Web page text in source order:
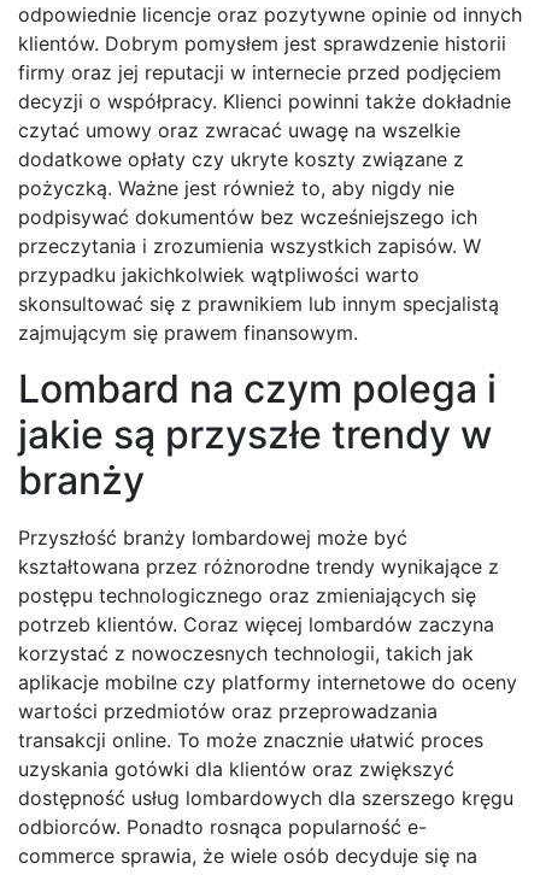
odpowiednie licencje oraz pozytywne opinie od innych
klientów. Dobrym pomysłem jest sprawdzenie historii
firmy oraz jej reputacji w internecie przed podjęciem
decyzji o współpracy. Klienci powinni także dokładnie
czytać umowy oraz zwracać uwagę na wszelkie
dodatkowe opłaty czy ukryte koszty związane z
pożyczką. Ważne jest również to, aby nigdy nie
podpisywać dokumentów bez wcześniejszego ich
przeczytania i zrozumienia wszystkich zapisów. W
przypadku jakichkolwiek wątpliwości warto
skonsultować się z prawnikiem lub innym specjalistą
zajmującym się prawem finansowym.
Lombard na czym polega i
jakie są przyszłe trendy w
branży
Przyszłość branży lombardowej może być
kształtowana przez różnorodne trendy wynikające z
postępu technologicznego oraz zmieniających się
potrzeb klientów. Coraz więcej lombardów zaczyna
korzystać z nowoczesnych technologii, takich jak
aplikacje mobilne czy platformy internetowe do oceny
wartości przedmiotów oraz przeprowadzania
transakcji online. To może znacznie ułatwić proces
uzyskania gotówki dla klientów oraz zwiększyć
dostępność usług lombardowych dla szerszego kręgu
odbiorców. Ponadto rosnąca popularność e-
commerce sprawia, że wiele osób decyduje się na